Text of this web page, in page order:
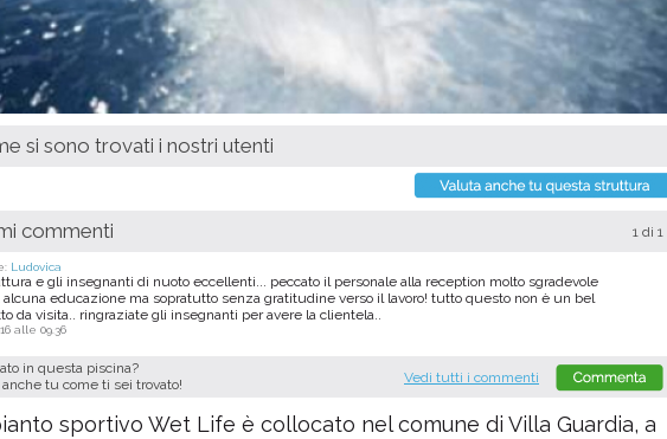
si sono trovati i nostri utenti
commenti 1 di 1
Ludovica
e gli insegnanti di nuoto eccellenti... peccato il personale alla reception molto sgradevole
alcuna educazione ma sopratutto senza gratitudine verso il lavoro! tutto questo non è un bel
da visita.. ringraziate gli insegnanti per avere la clientela..
alle 09.36
in questa piscina?
anche tu come ti sei trovato!
Vedi tutti i commenti
sportivo Wet Life è collocato nel comune di Villa Guardia, a